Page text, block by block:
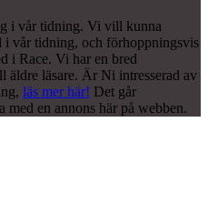
i vår tidning. Vi vill kunna
i vår tidning, och förhoppningsvis
i Race. Vi har en bred
äldre läsare. Är Ni intresserad av
läs mer här! Det går
med en annons här på webben.